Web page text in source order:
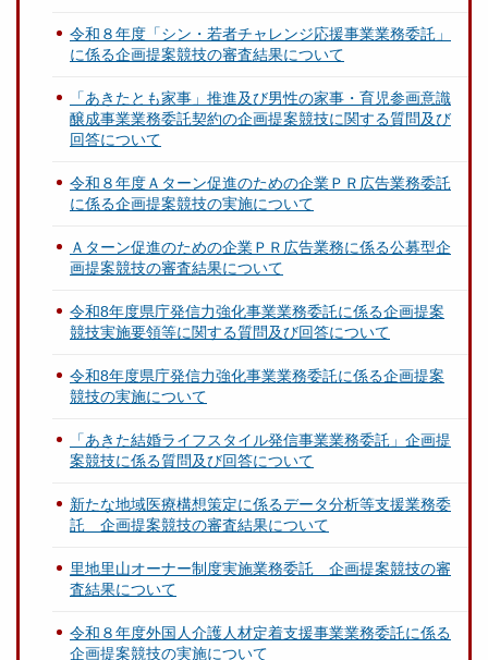
令和８年度「シン・若者チャレンジ応援事業業務委託」
に係る企画提案競技の審査結果について
「あきたとも家事」推進及び男性の家事・育児参画意識
醸成事業業務委託契約の企画提案競技に関する質問及び
回答について
令和８年度Ａターン促進のための企業ＰＲ広告業務委託
に係る企画提案競技の実施について
Ａターン促進のための企業ＰＲ広告業務に係る公募型企
画提案競技の審査結果について
令和8年度県庁発信力強化事業業務委託に係る企画提案
競技実施要領等に関する質問及び回答について
令和8年度県庁発信力強化事業業務委託に係る企画提案
競技の実施について
「あきた結婚ライフスタイル発信事業業務委託」企画提
案競技に係る質問及び回答について
新たな地域医療構想策定に係るデータ分析等支援業務委
託 企画提案競技の審査結果について
里地里山オーナー制度実施業務委託 企画提案競技の審
査結果について
令和８年度外国人介護人材定着支援事業業務委託に係る
企画提案競技の実施について